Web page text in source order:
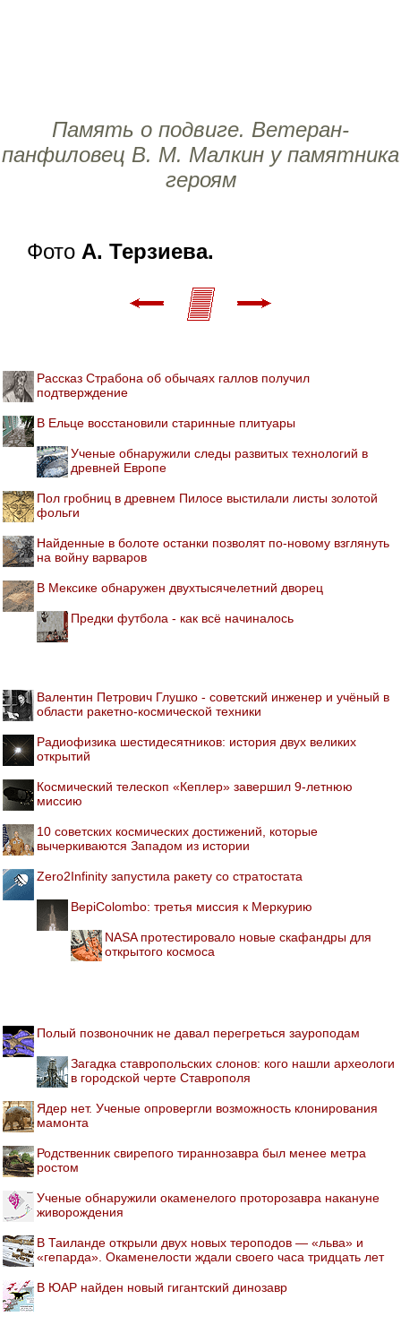
Память о подвиге. Ветеран-
панфиловец В. М. Малкин у памятника
героям
Фото А. Терзиева.
Рассказ Страбона об обычаях галлов получил
подтверждение
В Ельце восстановили старинные плитуары
Ученые обнаружили следы развитых технологий в
древней Европе
Пол гробниц в древнем Пилосе выстилали листы золотой
фольги
Найденные в болоте останки позволят по-новому взглянуть
на войну варваров
В Мексике обнаружен двухтысячелетний дворец
Предки футбола - как всё начиналось
Валентин Петрович Глушко - советский инженер и учёный в
области ракетно-космической техники
Радиофизика шестидесятников: история двух великих
открытий
Космический телескоп «Кеплер» завершил 9-летнюю
миссию
10 советских космических достижений, которые
вычеркиваются Западом из истории
Zero2Infinity запустила ракету со стратостата
BepiColombo: третья миссия к Меркурию
NASA протестировало новые скафандры для
открытого космоса
Полый позвоночник не давал перегреться зауроподам
Загадка ставропольских слонов: кого нашли археологи
в городской черте Ставрополя
Ядер нет. Ученые опровергли возможность клонирования
мамонта
Родственник свирепого тираннозавра был менее метра
ростом
Ученые обнаружили окаменелого проторозавра накануне
живорождения
В Таиланде открыли двух новых тероподов — «льва» и
«гепарда». Окаменелости ждали своего часа тридцать лет
В ЮАР найден новый гигантский динозавр